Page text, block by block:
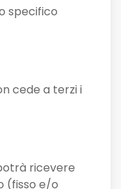
specifico
cede a terzi i
ricevere
(fisso e/o